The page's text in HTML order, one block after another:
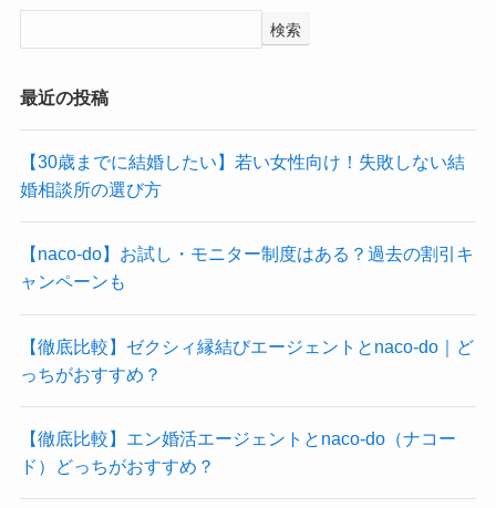
検索
最近の投稿
【30歳までに結婚したい】若い女性向け！失敗しない結
婚相談所の選び方
【naco-do】お試し・モニター制度はある？過去の割引キ
ャンペーンも
【徹底比較】ゼクシィ縁結びエージェントとnaco-do｜ど
っちがおすすめ？
【徹底比較】エン婚活エージェントとnaco-do（ナコー
ド）どっちがおすすめ？